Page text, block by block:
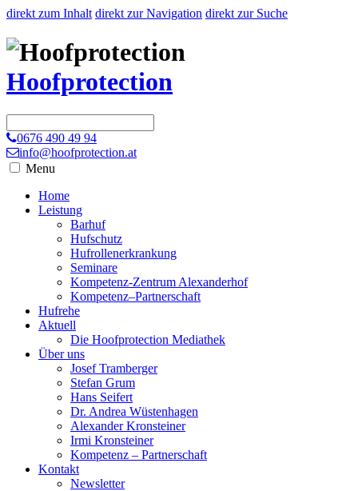
direkt zum Inhalt direkt zur Navigation direkt zur Suche
Hoofprotection
0676 490 49 94
info@hoofprotection.at
Menu
Home
Leistung
Barhuf
Hufschutz
Hufrollenerkrankung
Seminare
Kompetenz-Zentrum Alexanderhof
Kompetenz–Partnerschaft
Hufrehe
Aktuell
Die Hoofprotection Mediathek
Über uns
Josef Tramberger
Stefan Grum
Hans Seifert
Dr. Andrea Wüstenhagen
Alexander Kronsteiner
Irmi Kronsteiner
Kompetenz – Partnerschaft
Kontakt
Newsletter